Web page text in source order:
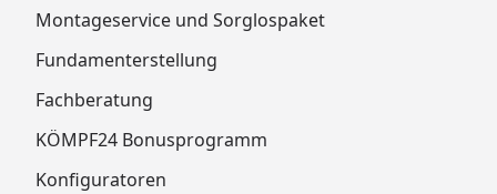
Montageservice und Sorglospaket
Fundamenterstellung
Fachberatung
KÖMPF24 Bonusprogramm
Konfiguratoren